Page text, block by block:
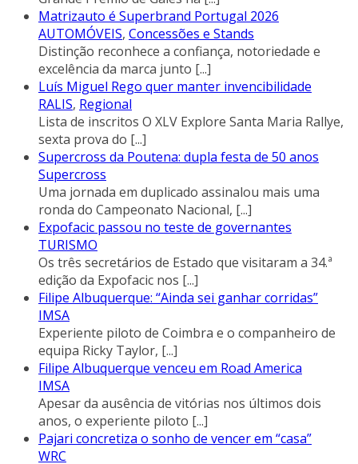
Matrizauto é Superbrand Portugal 2026
AUTOMÓVEIS, Concessões e Stands
Distinção reconhece a confiança, notoriedade e
excelência da marca junto [...]
Luís Miguel Rego quer manter invencibilidade
RALIS, Regional
Lista de inscritos O XLV Explore Santa Maria Rallye,
sexta prova do [...]
Supercross da Poutena: dupla festa de 50 anos
Supercross
Uma jornada em duplicado assinalou mais uma
ronda do Campeonato Nacional, [...]
Expofacic passou no teste de governantes
TURISMO
Os três secretários de Estado que visitaram a 34.ª
edição da Expofacic nos [...]
Filipe Albuquerque: “Ainda sei ganhar corridas”
IMSA
Experiente piloto de Coimbra e o companheiro de
equipa Ricky Taylor, [...]
Filipe Albuquerque venceu em Road America
IMSA
Apesar da ausência de vitórias nos últimos dois
anos, o experiente piloto [...]
Pajari concretiza o sonho de vencer em “casa”
WRC